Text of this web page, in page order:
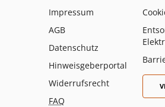
Impressum
AGB
Datenschutz
Hinweisgeberportal
Widerrufsrecht
FAQ